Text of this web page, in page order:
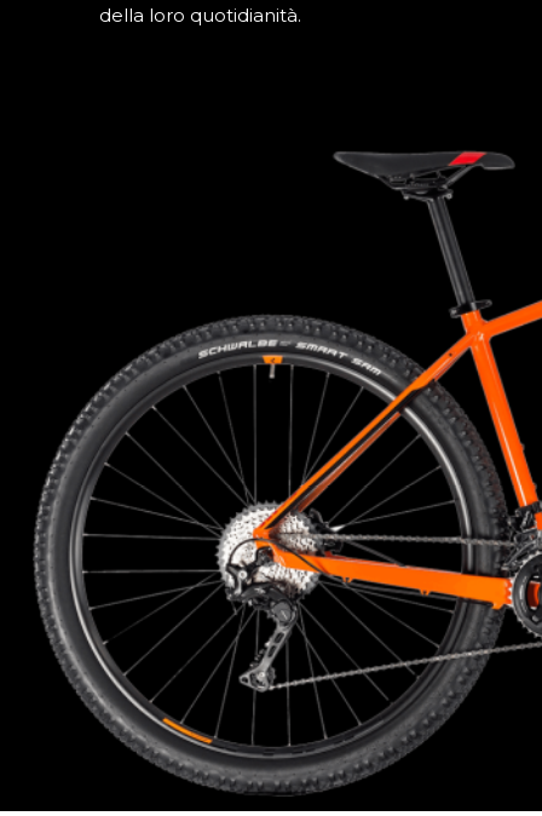
della loro quotidianità.